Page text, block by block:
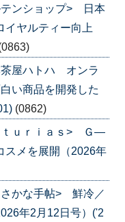
ンショップ> 日本
イヤルティー向上
屋ハトハ オンラ
い商品を開発した
(0862)
ｔｕｒｉａｓ> Ｇ―
スメを展開（2026年
かな手帖> 鮮冷／
年2月12日号）('2